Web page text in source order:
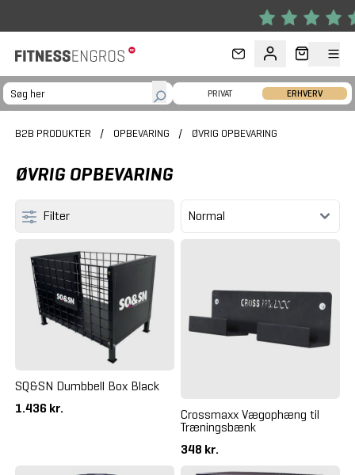
PRIVAT ERHVERV
B2B PRODUKTER / OPBEVARING / ØVRIG OPBEVARING
ØVRIG OPBEVARING
Filter
SQ&SN Dumbbell Box Black
1.436 kr.
Crossmaxx Vægophæng til
Træningsbænk
348 kr.